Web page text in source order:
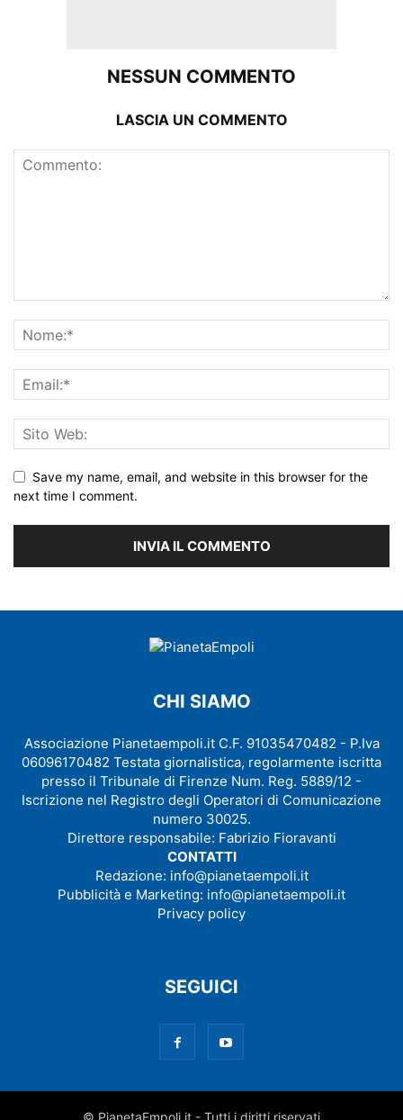
NESSUN COMMENTO
LASCIA UN COMMENTO
Save my name, email, and website in this browser for the
next time I comment.
CHI SIAMO
Associazione Pianetaempoli.it C.F. 91035470482 - P.Iva
06096170482 Testata giornalistica, regolarmente iscritta
presso il Tribunale di Firenze Num. Reg. 5889/12 -
Iscrizione nel Registro degli Operatori di Comunicazione
numero 30025.
Direttore responsabile: Fabrizio Fioravanti
CONTATTI
Redazione: info@pianetaempoli.it
Pubblicità e Marketing: info@pianetaempoli.it
Privacy policy
SEGUICI
© PianetaEmpoli.it - Tutti i diritti riservati